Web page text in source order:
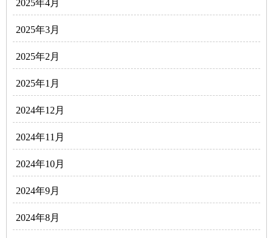
2025年4月
2025年3月
2025年2月
2025年1月
2024年12月
2024年11月
2024年10月
2024年9月
2024年8月